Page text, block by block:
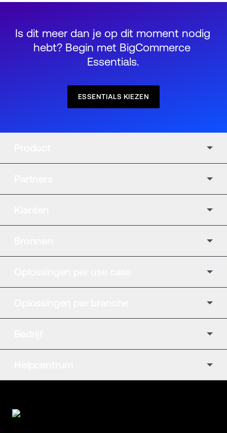
Is dit meer dan je op dit moment nodig
hebt? Begin met BigCommerce
Essentials.
ESSENTIALS KIEZEN